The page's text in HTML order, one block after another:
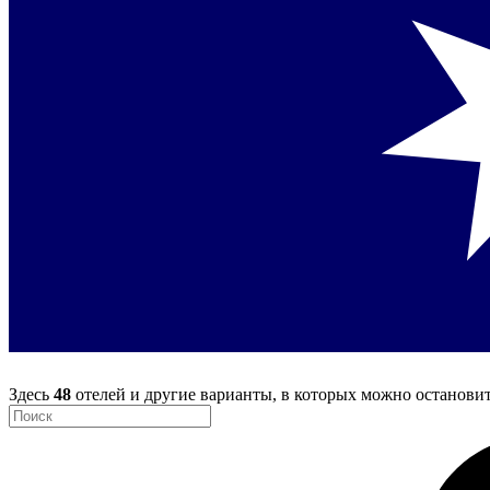
Здесь 48 отелей и другие варианты, в которых можно